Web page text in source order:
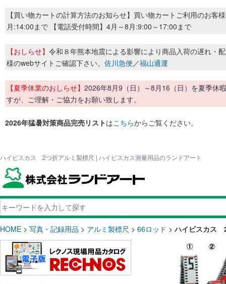
【買い物カートの計算方法のお知らせ】買い物カートご利用のお客
月:14:00まで 【電話受付時間】4月～8月:9:00～17:00まで
【おしらせ】 令和８年熊本地震による影響により商品入荷の遅れ・
様のwebサイトご確認下さい。 佐川急便／福山通運
【夏季休業のおしらせ】 2026年8月9（日）～8月16（日）を夏季休
すが、ご理解・ご協力をお願い致します。
2026年猛暑対策商品完売リストはこちらからご覧ください。
ハイビスカス 2つ折アルミ製標尺 | ハイビスカス測量用品のランドアート
HOME > 写真・記録用品 > アルミ製標尺 > 66ロッド >ハイビスカス